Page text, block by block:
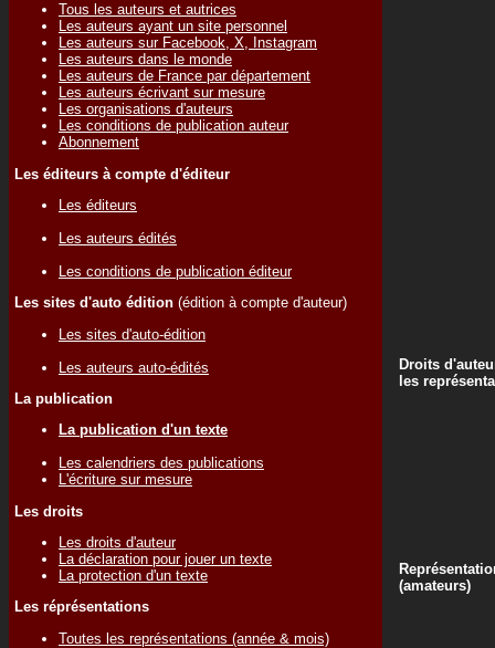
Tous les auteurs et autrices
Les auteurs ayant un site personnel
Les auteurs sur Facebook, X, Instagram
Les auteurs dans le monde
Les auteurs de France par département
Les auteurs écrivant sur mesure
Les organisations d'auteurs
Les conditions de publication auteur
Abonnement
Les éditeurs à compte d'éditeur
Les éditeurs
Les auteurs édités
Les conditions de publication éditeur
Les sites d'auto édition (édition à compte d'auteur)
Les sites d'auto-édition
Les auteurs auto-édités
La publication
La publication d'un texte
Les calendriers des publications
L'écriture sur mesure
Les droits
Les droits d'auteur
La déclaration pour jouer un texte
La protection d'un texte
Les réprésentations
Toutes les représentations (année & mois)
Droits
les
(amateurs)